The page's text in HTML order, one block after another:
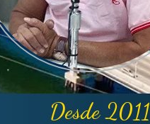
Desde 2011